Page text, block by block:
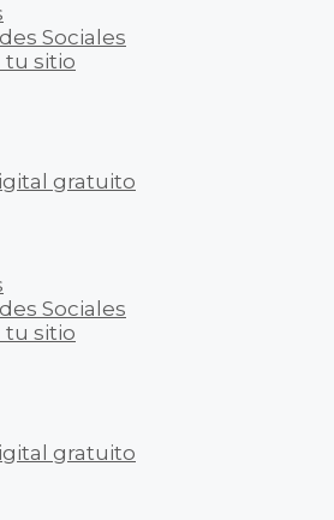
Sociales
tu sitio
gratuito
Sociales
tu sitio
gratuito